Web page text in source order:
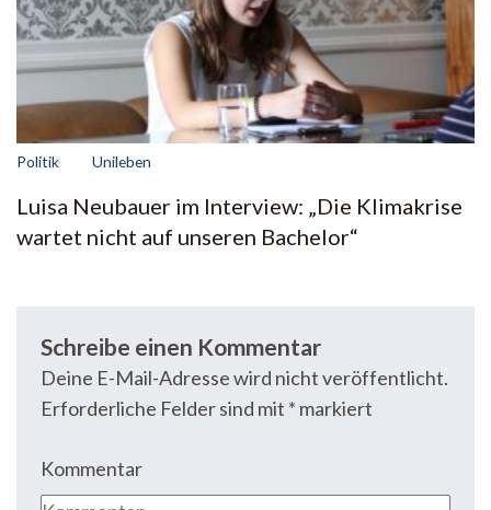
Politik Unileben
Luisa Neubauer im Interview: „Die Klimakrise
wartet nicht auf unseren Bachelor“
Schreibe einen Kommentar
Deine E-Mail-Adresse wird nicht veröffentlicht.
Erforderliche Felder sind mit * markiert
Kommentar